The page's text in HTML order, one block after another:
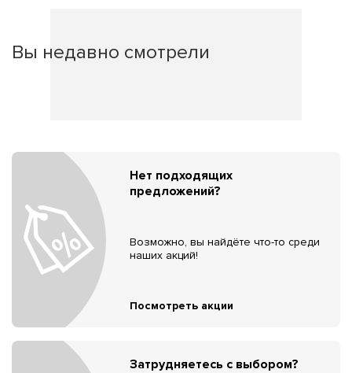
Вы недавно смотрели
Нет подходящих
предложений?
Возможно, вы найдёте что-то среди
наших акций!
Посмотреть акции
Затрудняетесь с выбором?